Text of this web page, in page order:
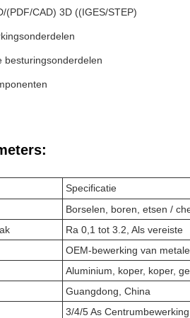
(PDF/CAD) 3D ((IGES/STEP)
besturingsonderdelen
Specificatie
Borselen, boren, etsen /
Ra 0,1 tot 3.2, Als vereiste
OEM-bewerking van
Aluminium, koper, koper,
Guangdong, China
3/4/5 As Centrumbewerking